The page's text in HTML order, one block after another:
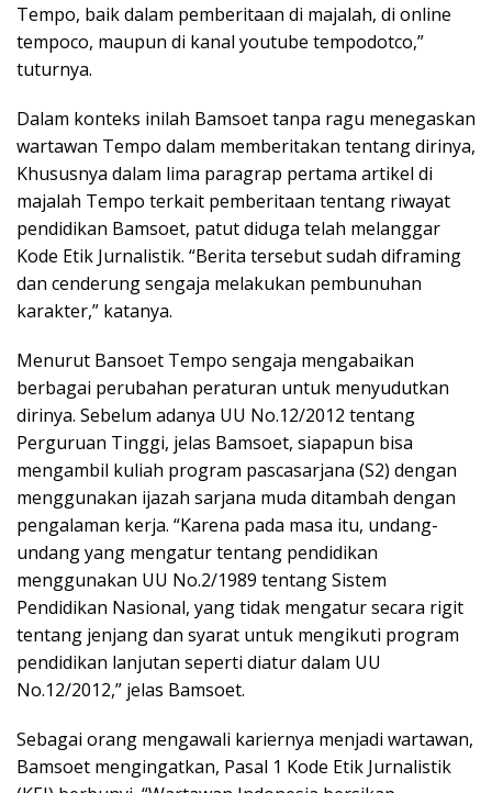
Tempo, baik dalam pemberitaan di majalah, di online
tempoco, maupun di kanal youtube tempodotco,”
tuturnya.
Dalam konteks inilah Bamsoet tanpa ragu menegaskan
wartawan Tempo dalam memberitakan tentang dirinya,
Khususnya dalam lima paragrap pertama artikel di
majalah Tempo terkait pemberitaan tentang riwayat
pendidikan Bamsoet, patut diduga telah melanggar
Kode Etik Jurnalistik. “Berita tersebut sudah diframing
dan cenderung sengaja melakukan pembunuhan
karakter,” katanya.
Menurut Bansoet Tempo sengaja mengabaikan
berbagai perubahan peraturan untuk menyudutkan
dirinya. Sebelum adanya UU No.12/2012 tentang
Perguruan Tinggi, jelas Bamsoet, siapapun bisa
mengambil kuliah program pascasarjana (S2) dengan
menggunakan ijazah sarjana muda ditambah dengan
pengalaman kerja. “Karena pada masa itu, undang-
undang yang mengatur tentang pendidikan
menggunakan UU No.2/1989 tentang Sistem
Pendidikan Nasional, yang tidak mengatur secara rigit
tentang jenjang dan syarat untuk mengikuti program
pendidikan lanjutan seperti diatur dalam UU
No.12/2012,” jelas Bamsoet.
Sebagai orang mengawali kariernya menjadi wartawan,
Bamsoet mengingatkan, Pasal 1 Kode Etik Jurnalistik